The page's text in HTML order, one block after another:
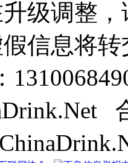
级调整
信息将